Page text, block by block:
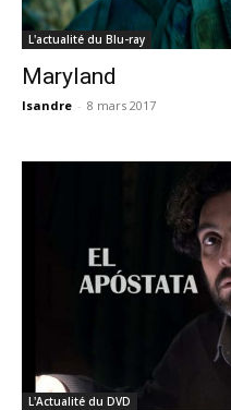
L'actualité du Blu-ray
Maryland
Isandre - 8 mars 2017
L'Actualité du DVD